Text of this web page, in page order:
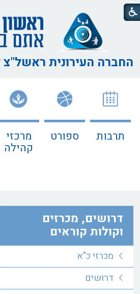
החברה העירונית ראשל"צ
תרבות ספורט מרכזי
קהילה
דרושים, מכרזים
וקולות קוראים
מכרזי כ"א
דרושים